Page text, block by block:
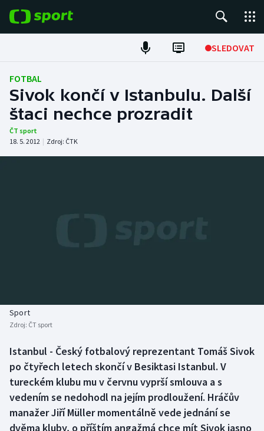
SLEDOVAT
Fotbal
Hokej
Tenis
Atletika
Biatlon
Boby a skeleton
Box
Curling
Aplikace ČT sport
AZ kvíz
FOTBAL
Sivok končí v Istanbulu. Další
štaci nechce prozradit
ČT sport
18. 5. 2012 | Zdroj: ČTK
Sport
Zdroj: ČT sport
Istanbul - Český fotbalový reprezentant Tomáš Sivok
po čtyřech letech skončí v Besiktasi Istanbul. V
tureckém klubu mu v červnu vyprší smlouva a s
vedením se nedohodl na jejím prodloužení. Hráčův
manažer Jiří Müller momentálně vede jednání se
dvěma kluby, o příštím angažmá chce mít Sivok jasno